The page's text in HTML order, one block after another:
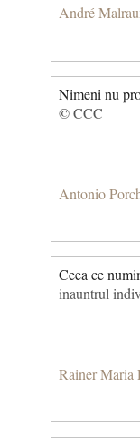
André
Nimeni nu
© CCC
Antonio
Ceea ce
inauntrul
Rainer Maria